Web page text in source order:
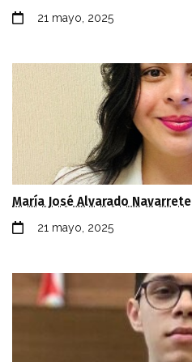
21 mayo, 2025
María José Alvarado Navarrete
21 mayo, 2025